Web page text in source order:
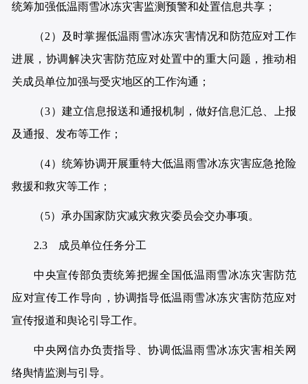
统筹加强低温雨雪冰冻灾害监测预警和处置信息共享；
（2）及时掌握低温雨雪冰冻灾害情况和防范应对工作
进展，协调解决灾害防范应对处置中的重大问题，推动相
关成员单位加强与受灾地区的工作沟通；
（3）建立信息报送和通报机制，做好信息汇总、上报
及通报、发布等工作；
（4）统筹协调开展重特大低温雨雪冰冻灾害应急抢险
救援和救灾等工作；
（5）承办国家防灾减灾救灾委员会交办事项。
2.3 成员单位任务分工
中央宣传部负责统筹把握全国低温雨雪冰冻灾害防范
应对宣传工作导向，协调指导低温雨雪冰冻灾害防范应对
宣传报道和舆论引导工作。
中央网信办负责指导、协调低温雨雪冰冻灾害相关网
络舆情监测与引导。